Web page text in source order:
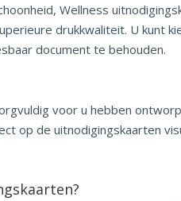
Wellness
drukkwaliteit. U kunt
document te behouden.
voor u hebben
op de uitnodigingskaarten